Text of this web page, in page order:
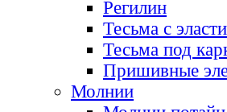
Регилин
Тесьма с
Тесьма под
Пришивные
Молнии